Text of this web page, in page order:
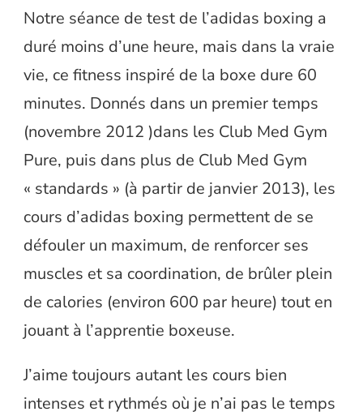
Notre séance de test de l’adidas boxing a
duré moins d’une heure, mais dans la vraie
vie, ce fitness inspiré de la boxe dure 60
minutes. Donnés dans un premier temps
(novembre 2012 )dans les Club Med Gym
Pure, puis dans plus de Club Med Gym
« standards » (à partir de janvier 2013), les
cours d’adidas boxing permettent de se
défouler un maximum, de renforcer ses
muscles et sa coordination, de brûler plein
de calories (environ 600 par heure) tout en
jouant à l’apprentie boxeuse.
J’aime toujours autant les cours bien
intenses et rythmés où je n’ai pas le temps